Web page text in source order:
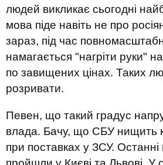
людей викликає сьогодні
мова піде навіть не про
зараз, під час
намагається "нагріти руки"
по завищених цінах. Таких
розривати.
Певен, що такий градус
влада. Бачу, що СБУ нищить
при поставках у ЗСУ. Останні